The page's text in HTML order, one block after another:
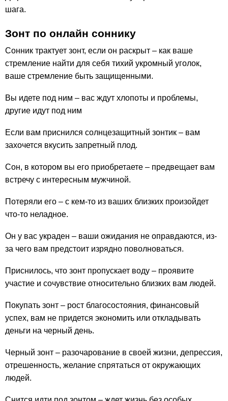
шага.
Зонт по онлайн соннику
Сонник трактует зонт, если он раскрыт – как ваше
стремление найти для себя тихий укромный уголок,
ваше стремление быть защищенными.
Вы идете под ним – вас ждут хлопоты и проблемы,
другие идут под ним
Если вам приснился солнцезащитный зонтик – вам
захочется вкусить запретный плод.
Сон, в котором вы его приобретаете – предвещает вам
встречу с интересным мужчиной.
Потеряли его – с кем-то из ваших близких произойдет
что-то неладное.
Он у вас украден – ваши ожидания не оправдаются, из-
за чего вам предстоит изрядно поволноваться.
Приснилось, что зонт пропускает воду – проявите
участие и сочувствие относительно близких вам людей.
Покупать зонт – рост благосостояния, финансовый
успех, вам не придется экономить или откладывать
деньги на черный день.
Черный зонт – разочарование в своей жизни, депрессия,
отрешенность, желание спрятаться от окружающих
людей.